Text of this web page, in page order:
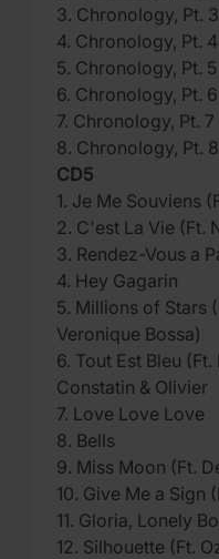
3. Chronology, Pt.
4. Chronology, Pt.
5. Chronology, Pt.
6. Chronology, Pt.
7. Chronology, Pt.
8. Chronology, Pt.
CD5
1. Je Me Souviens
2. C'est La Vie (Ft.
3. Rendez-Vous a
4. Hey Gagarin
5. Millions of Stars
Veronique Bossa)
6. Tout Est Bleu
Constatin & Olivier
7. Love Love Love
8. Bells
9. Miss Moon (Ft.
10. Give Me a Sign
11. Gloria, Lonely
12. Silhouette (Ft.